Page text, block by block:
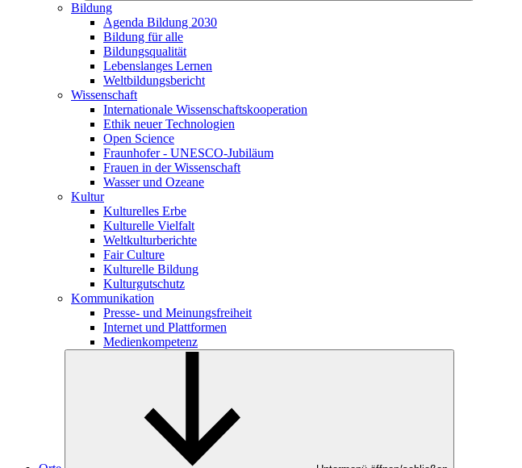
Bildung
Agenda Bildung 2030
Bildung für alle
Bildungsqualität
Lebenslanges Lernen
Weltbildungsbericht
Wissenschaft
Internationale Wissenschaftskooperation
Ethik neuer Technologien
Open Science
Fraunhofer - UNESCO-Jubiläum
Frauen in der Wissenschaft
Wasser und Ozeane
Kultur
Kulturelles Erbe
Kulturelle Vielfalt
Weltkulturberichte
Fair Culture
Kulturelle Bildung
Kulturgutschutz
Kommunikation
Presse- und Meinungsfreiheit
Internet und Plattformen
Medienkompetenz